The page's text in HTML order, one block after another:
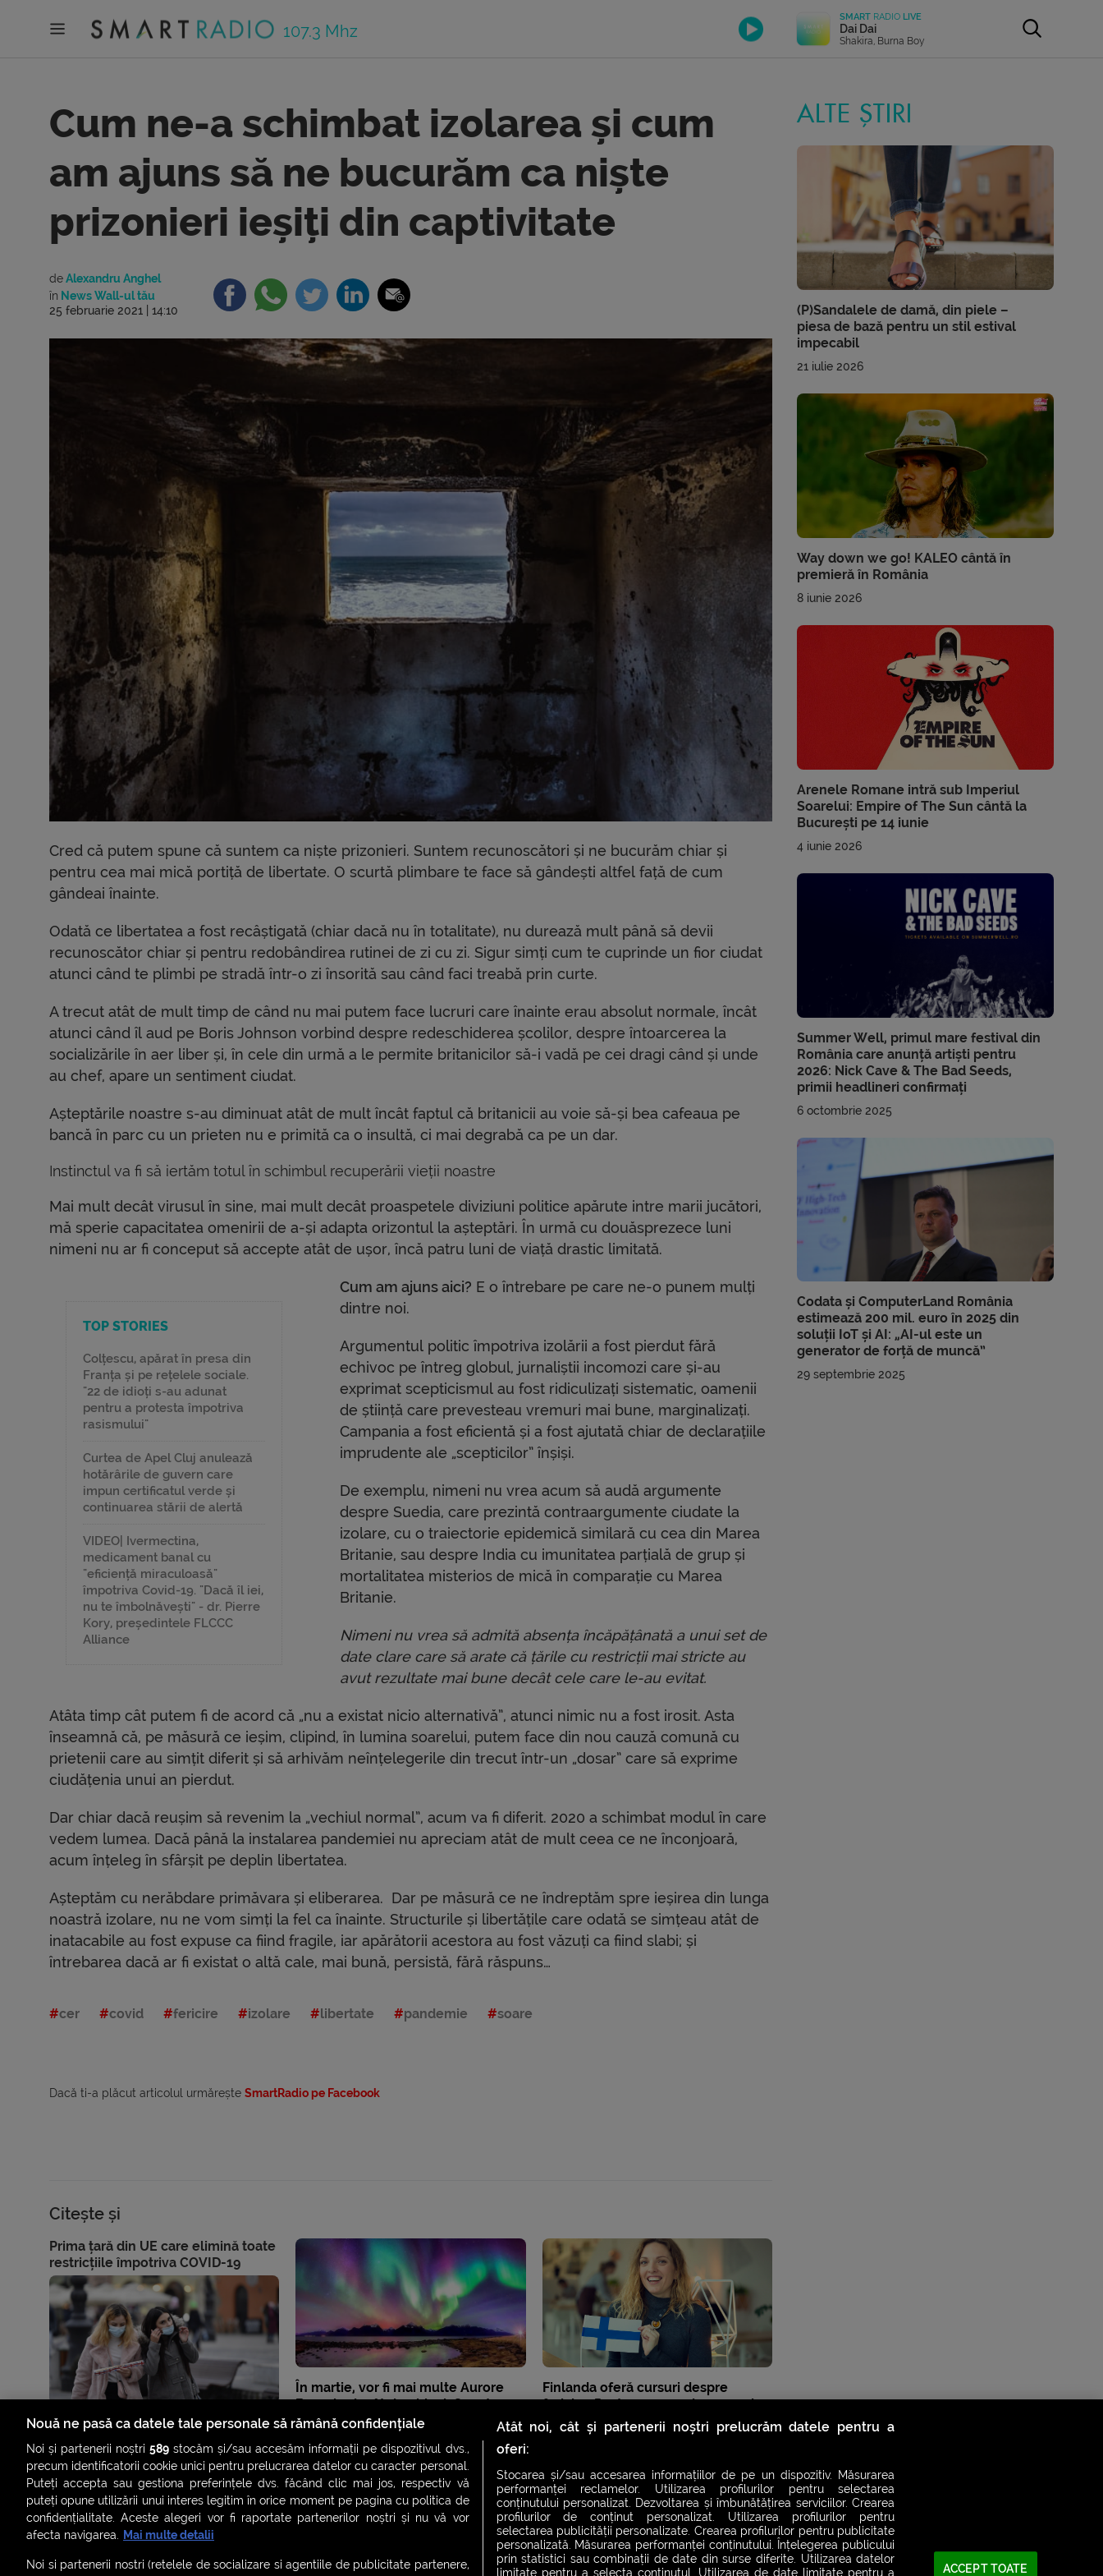
107.3 Mhz
SMART RADIO LIVE
Dai Dai
Shakira, Burna Boy
Cum ne-a schimbat izolarea și cum
am ajuns să ne bucurăm ca niște
prizonieri ieșiți din captivitate
deAlexandru Anghel
în News Wall-ul tău
25 februarie 2021 | 14:10
Cred că putem spune că suntem ca niște prizonieri. Suntem recunoscători și ne bucurăm chiar și
pentru cea mai mică portiță de libertate. O scurtă plimbare te face să gândești altfel față de cum
gândeai înainte.
Odată ce libertatea a fost recâștigată (chiar dacă nu în totalitate), nu durează mult până să devii
recunoscător chiar și pentru redobândirea rutinei de zi cu zi. Sigur simți cum te cuprinde un fior ciudat
atunci când te plimbi pe stradă într-o zi însorită sau când faci treabă prin curte.
A trecut atât de mult timp de când nu mai putem face lucruri care înainte erau absolut normale, încât
atunci când îl aud pe Boris Johnson vorbind despre redeschiderea școlilor, despre întoarcerea la
socializările în aer liber și, în cele din urmă a le permite britanicilor să-i vadă pe cei dragi când și unde
au chef, apare un sentiment ciudat.
Așteptările noastre s-au diminuat atât de mult încât faptul că britanicii au voie să-și bea cafeaua pe
bancă în parc cu un prieten nu e primită ca o insultă, ci mai degrabă ca pe un dar.
Instinctul va fi să iertăm totul în schimbul recuperării vieții noastre
Mai mult decât virusul în sine, mai mult decât proaspetele diviziuni politice apărute intre marii jucători,
mă sperie capacitatea omenirii de a-și adapta orizontul la așteptări. În urmă cu douăsprezece luni
nimeni nu ar fi conceput să accepte atât de ușor, încă patru luni de viață drastic limitată.
TOP STORIES
Colțescu, apărat în presa din
Franța și pe rețelele sociale.
"22 de idioți s-au adunat
pentru a protesta împotriva
rasismului"
Curtea de Apel Cluj anulează
hotărârile de guvern care
impun certificatul verde și
continuarea stării de alertă
VIDEO| Ivermectina,
medicament banal cu
"eficiență miraculoasă"
împotriva Covid-19. "Dacă îl iei,
nu te îmbolnăvești" - dr. Pierre
Kory, președintele FLCCC
Alliance
Cum am ajuns aici? E o întrebare pe care ne-o punem mulți
dintre noi.
Argumentul politic împotriva izolării a fost pierdut fără
echivoc pe întreg globul, jurnaliștii incomozi care și-au
exprimat scepticismul au fost ridiculizați sistematic, oamenii
de știință care prevesteau vremuri mai bune, marginalizați.
Campania a fost eficientă și a fost ajutată chiar de declarațiile
imprudente ale „scepticilor” înșiși.
De exemplu, nimeni nu vrea acum să audă argumente
despre Suedia, care prezintă contraargumente ciudate la
izolare, cu o traiectorie epidemică similară cu cea din Marea
Britanie, sau despre India cu imunitatea parțială de grup și
mortalitatea misterios de mică în comparație cu Marea
Britanie.
Nimeni nu vrea să admită absența încăpățânată a unui set de
date clare care să arate că țările cu restricții mai stricte au
avut rezultate mai bune decât cele care le-au evitat.
Atâta timp cât putem fi de acord că „nu a existat nicio alternativă”, atunci nimic nu a fost irosit. Asta
înseamnă că, pe măsură ce ieșim, clipind, în lumina soarelui, putem face din nou cauză comună cu
prietenii care au simțit diferit și să arhivăm neînțelegerile din trecut într-un „dosar” care să exprime
ciudățenia unui an pierdut.
Dar chiar dacă reușim să revenim la „vechiul normal”, acum va fi diferit. 2020 a schimbat modul în care
vedem lumea. Dacă până la instalarea pandemiei nu apreciam atât de mult ceea ce ne înconjoară,
acum înțeleg în sfârșit pe deplin libertatea.
Așteptăm cu nerăbdare primăvara și eliberarea. Dar pe măsură ce ne îndreptăm spre ieșirea din lunga
noastră izolare, nu ne vom simți la fel ca înainte. Structurile și libertățile care odată se simțeau atât de
inatacabile au fost expuse ca fiind fragile, iar apărătorii acestora au fost văzuți ca fiind slabi; și
întrebarea dacă ar fi existat o altă cale, mai bună, persistă, fără răspuns…
cer covid fericire izolare libertate pandemie soare
Dacă ti-a plăcut articolul urmărește SmartRadio pe Facebook
Citește și
Prima țară din UE care elimină toate
restricțiile împotriva COVID-19
În martie, vor fi mai multe Aurore
Boreale decât de obicei. Cum te
asiguri că le poți vedea?
Finlanda oferă cursuri despre
fericire. Peste 150.000 de oameni
vor putea învăța și online
ALTE ȘTIRI
(P)Sandalele de damă, din piele –
piesa de bază pentru un stil estival
impecabil
21 iulie 2026
Way down we go! KALEO cântă în
premieră în România
8 iunie 2026
Arenele Romane intră sub Imperiul
Soarelui: Empire of The Sun cântă la
București pe 14 iunie
4 iunie 2026
Summer Well, primul mare festival din
România care anunță artiști pentru
2026: Nick Cave & The Bad Seeds,
primii headlineri confirmați
6 octombrie 2025
Codata și ComputerLand România
estimează 200 mil. euro în 2025 din
soluții IoT și AI: „AI-ul este un
generator de forță de muncă”
29 septembrie 2025
Nouă ne pasă ca datele tale personale să rămână confidențiale
Noi și partenerii noștri589 stocăm și/sau accesăm informații pe dispozitivul dvs.,
precum identificatorii cookie unici pentru prelucrarea datelor cu caracter personal.
Puteți accepta sau gestiona preferințele dvs. făcând clic mai jos, respectiv vă
puteți opune utilizării unui interes legitim în orice moment pe pagina cu politica de
confidențialitate. Aceste alegeri vor fi raportate partenerilor noștri și nu vă vor
afecta navigarea. Mai multe detalii
Noi si partenerii nostri (retelele de socializare si agentiile de publicitate partenere,
Atât noi, cât și partenerii noștri prelucrăm datele pentru a
oferi:
Stocarea și/sau accesarea informațiilor de pe un dispozitiv. Măsurarea
performanței reclamelor. Utilizarea profilurilor pentru selectarea
conținutului personalizat. Dezvoltarea și îmbunătățirea serviciilor. Crearea
profilurilor de conținut personalizat. Utilizarea profilurilor pentru
selectarea publicității personalizate. Crearea profilurilor pentru publicitate
personalizată. Măsurarea performanței conținutului. Înțelegerea publicului
prin statistici sau combinații de date din surse diferite. Utilizarea datelor
ACCEPT TOATE